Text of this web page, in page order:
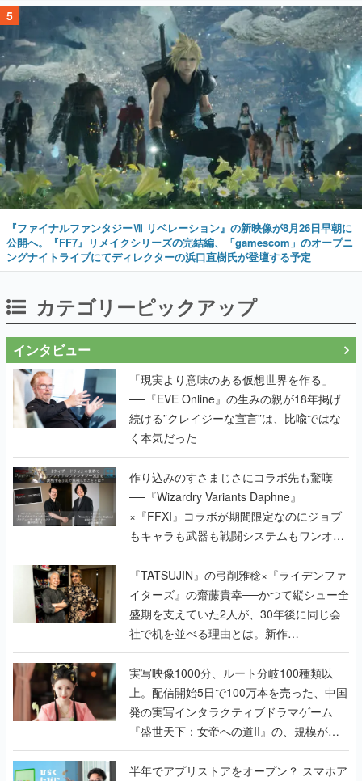
5
『ファイナルファンタジーⅦ リベレーション』の新映像が8月26日早朝に
公開へ。『FF7』リメイクシリーズの完結編、「gamescom」のオープニ
ングナイトライブにてディレクターの浜口直樹氏が登壇する予定
カテゴリーピックアップ
インタビュー
「現実より意味のある仮想世界を作る」
──『EVE Online』の生みの親が18年掲げ
続ける”クレイジーな宣言”は、比喩ではな
く本気だった
作り込みのすさまじさにコラボ先も驚嘆
──『Wizardry Variants Daphne』
×『FFXI』コラボが期間限定なのにジョブ
もキャラも武器も戦闘システムもワンオフ
で作り込まれた理由を両ディレクターに聞
く
『TATSUJIN』の弓削雅稔×『ライデンファ
イターズ』の齋藤貴幸──かつて縦シュー全
盛期を支えていた2人が、30年後に同じ会
社で机を並べる理由とは。新作
『TATSUJIN EXTREME』で初タッグを組
んだレジェンド2人に訊く開発秘話
実写映像1000分、ルート分岐100種類以
上。配信開始5日で100万本を売った、中国
発の実写インタラクティブドラマゲーム
『盛世天下：女帝への道II』の、規模が違
うこだわりをプロデューサーに聞いた
半年でアプリストアをオープン？ スマホア